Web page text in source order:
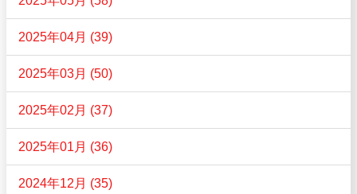
2025年04月 (39)
2025年03月 (50)
2025年02月 (37)
2025年01月 (36)
2024年12月 (35)